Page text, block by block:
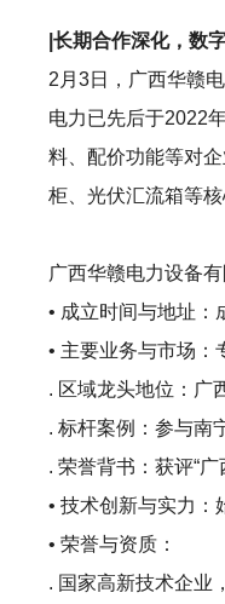
|长期合作深化，数
2月3日，广西华赣
电力已先后于2022
料、配价功能等对
柜、光伏汇流箱等
广西华赣电力设备
• 成立时间与地址：
• 主要业务与市场：
. 区域龙头地位：广
. 标杆案例：参与南
. 荣誉背书：获评“广
• 技术创新与实力：
• 荣誉与资质：
. 国家高新技术企业